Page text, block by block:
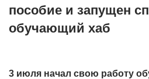
пособие и запущен
обучающий хаб
3 июля начал свою работу